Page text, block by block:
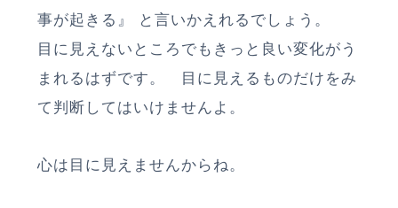
事が起きる』 と言いかえれるでしょう。
目に見えないところでもきっと良い変化がう
まれるはずです。 目に見えるものだけをみ
て判断してはいけませんよ。
心は目に見えませんからね。